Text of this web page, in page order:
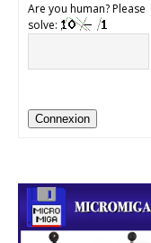
Are you human? Please
solve:
Connexion